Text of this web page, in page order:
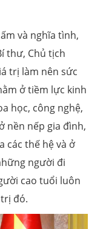
và nghĩa tình,
thư, Chủ tịch
trị làm nên sức
ở tiềm lực kinh
học, công nghệ,
nền nếp gia đình,
các thế hệ và ở
người đi
cao tuổi luôn
đó.